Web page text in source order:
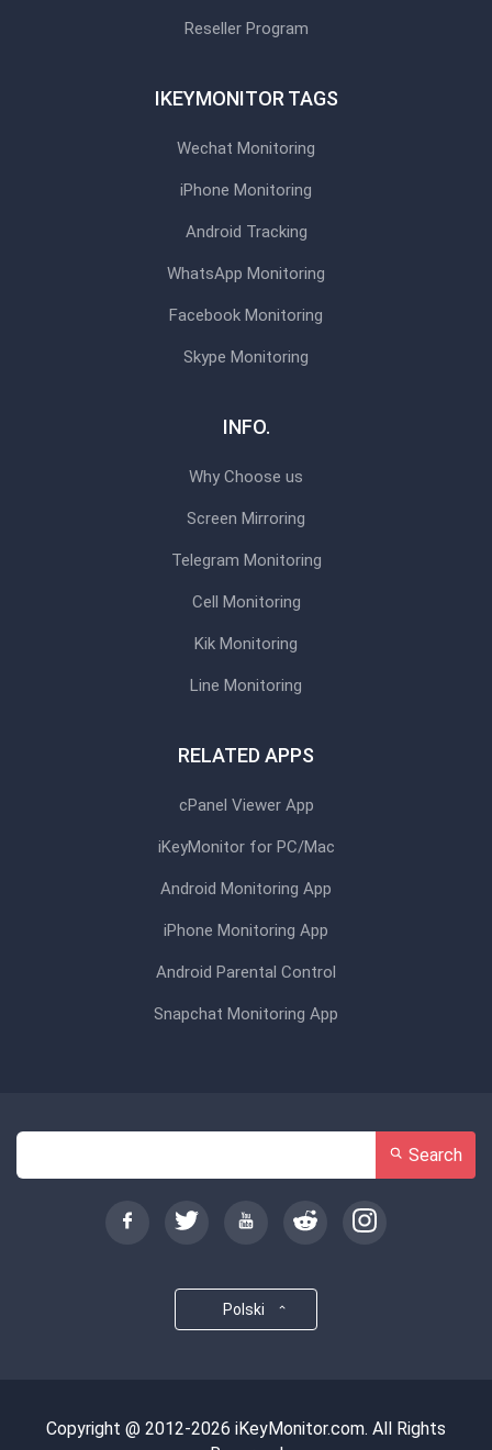
Reseller Program
IKEYMONITOR TAGS
Wechat Monitoring
iPhone Monitoring
Android Tracking
WhatsApp Monitoring
Facebook Monitoring
Skype Monitoring
INFO.
Why Choose us
Screen Mirroring
Telegram Monitoring
Cell Monitoring
Kik Monitoring
Line Monitoring
RELATED APPS
cPanel Viewer App
iKeyMonitor for PC/Mac
Android Monitoring App
iPhone Monitoring App
Android Parental Control
Snapchat Monitoring App
Search
Polski
Copyright @ 2012-2026 iKeyMonitor.com. All Rights